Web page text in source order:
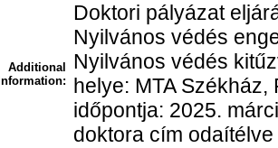
Additional
Information:
Doktori pályázat
Nyilvános védés
Nyilvános védés
helye: MTA
időpontja: 2025.
doktora cím